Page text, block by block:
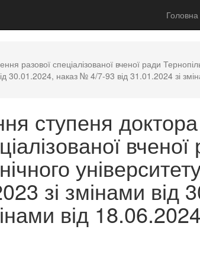
Головна
разової спеціалізованої вченої ради
30.01.2024, наказ № 4/7-93 від 31.01.2024 зі
ступеня доктора
вченої
зі змінами від
від